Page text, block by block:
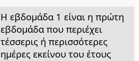
Η εβδομάδα 1 είναι η πρώτη
εβδομάδα που περιέχει
τέσσερις ή περισσότερες
ημέρες εκείνου του έτους